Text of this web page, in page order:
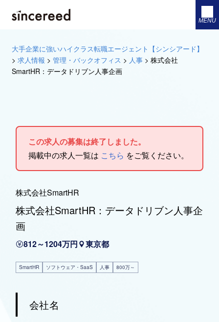
MENU
大手企業に強いハイクラス転職エージェント【シンシアード】
> 求人情報 > 管理・バックオフィス > 人事 > 株式会社
SmartHR：データドリブン人事企画
この求人の募集は終了しました。
掲載中の求人一覧は こちら をご覧ください。
株式会社SmartHR
株式会社SmartHR：データドリブン人事企
画
812～1204万円 東京都
SmartHR ソフトウェア・SaaS 人事 800万～
会社名